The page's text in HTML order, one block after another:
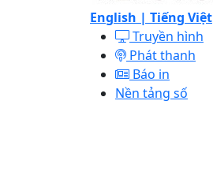
English | Tiếng Việt
Truyền hình
Phát thanh
Báo in
Nền tảng số